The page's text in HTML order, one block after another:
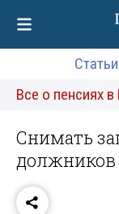
Статьи
Все о пенсиях в
Снимать
должников